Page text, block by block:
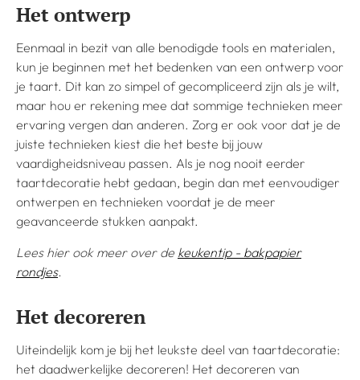
Het ontwerp
Eenmaal in bezit van alle benodigde tools en materialen,
kun je beginnen met het bedenken van een ontwerp voor
je taart. Dit kan zo simpel of gecompliceerd zijn als je wilt,
maar hou er rekening mee dat sommige technieken meer
ervaring vergen dan anderen. Zorg er ook voor dat je de
juiste technieken kiest die het beste bij jouw
vaardigheidsniveau passen. Als je nog nooit eerder
taartdecoratie hebt gedaan, begin dan met eenvoudiger
ontwerpen en technieken voordat je de meer
geavanceerde stukken aanpakt.
Lees hier ook meer over de keukentip - bakpapier
rondjes.
Het decoreren
Uiteindelijk kom je bij het leukste deel van taartdecoratie:
het daadwerkelijke decoreren! Het decoreren van